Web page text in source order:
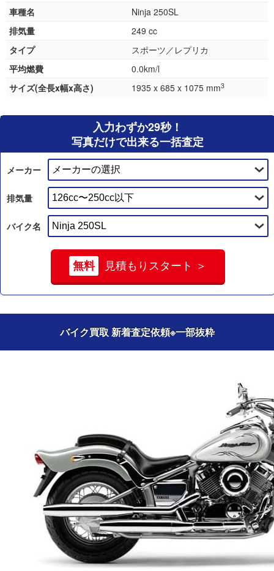
車種名
Ninja 250SL
排気量
249 cc
タイプ
スポーツ／レプリカ
平均燃費
0.0km/l
サイズ(全長x幅x高さ)
1935 x 685 x 1075 mm3
入力わずか29秒！
写真だけで出来る一括査定
メーカー
排気量
バイク名
無料 見積もりスタート ＞
バイク買取 新着査定依頼※一部抜粋